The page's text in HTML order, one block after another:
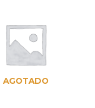
AGOTADO